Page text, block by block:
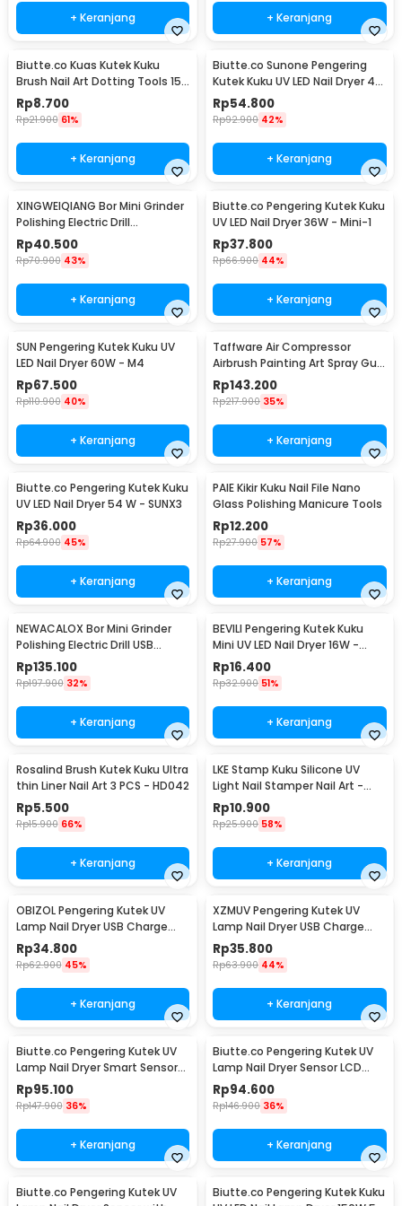
+ Keranjang + Keranjang
Biutte.co Kuas Kutek Kuku
Brush Nail Art Dotting Tools 15
PCS - N1800
Rp8.700
Rp21.900 61%
+ Keranjang
Biutte.co Sunone Pengering
Kutek Kuku UV LED Nail Dryer 48
W - CN48W
Rp54.800
Rp92.900 42%
+ Keranjang
XINGWEIQIANG Bor Mini Grinder
Polishing Electric Drill
Adjustable 130W - KJ005
Rp40.500
Rp70.900 43%
+ Keranjang
Biutte.co Pengering Kutek Kuku
UV LED Nail Dryer 36W - Mini-1
Rp37.800
Rp66.900 44%
+ Keranjang
SUN Pengering Kutek Kuku UV
LED Nail Dryer 60W - M4
Rp67.500
Rp110.900 40%
+ Keranjang
Taffware Air Compressor
Airbrush Painting Art Spray Gun
0.3mm 7ml - ARP150
Rp143.200
Rp217.900 35%
+ Keranjang
Biutte.co Pengering Kutek Kuku
UV LED Nail Dryer 54 W - SUNX3
Rp36.000
Rp64.900 45%
+ Keranjang
PAIE Kikir Kuku Nail File Nano
Glass Polishing Manicure Tools
Rp12.200
Rp27.900 57%
+ Keranjang
NEWACALOX Bor Mini Grinder
Polishing Electric Drill USB
Rechargeable - 201
Rp135.100
Rp197.900 32%
+ Keranjang
BEVILI Pengering Kutek Kuku
Mini UV LED Nail Dryer 16W -
XZMUV-1
Rp16.400
Rp32.900 51%
+ Keranjang
Rosalind Brush Kutek Kuku Ultra
thin Liner Nail Art 3 PCS - HD042
Rp5.500
Rp15.900 66%
+ Keranjang
LKE Stamp Kuku Silicone UV
Light Nail Stamper Nail Art -
M26
Rp10.900
Rp25.900 58%
+ Keranjang
OBIZOL Pengering Kutek UV
Lamp Nail Dryer USB Charge
54W - MINI802
Rp34.800
Rp62.900 45%
+ Keranjang
XZMUV Pengering Kutek UV
Lamp Nail Dryer USB Charge
54W - MINI801
Rp35.800
Rp63.900 44%
+ Keranjang
Biutte.co Pengering Kutek UV
Lamp Nail Dryer Smart Sensor
LCD Display - X7 MAX
Rp95.100
Rp147.900 36%
+ Keranjang
Biutte.co Pengering Kutek UV
Lamp Nail Dryer Sensor LCD
Display 280W - SUNX10MAX
Rp94.600
Rp146.900 36%
+ Keranjang
Biutte.co Pengering Kutek UV
Biutte.co Pengering Kutek Kuku